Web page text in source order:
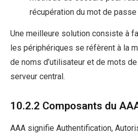
récupération du mot de
Une meilleure solution consiste à
les périphériques se réfèrent à la
de noms d’utilisateur et de mots
serveur central.
10.2.2 Composants du
AAA signifie Authentification,